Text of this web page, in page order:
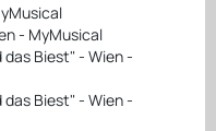
- MyMusical
das Biest" - Wien -
das Biest" - Wien -